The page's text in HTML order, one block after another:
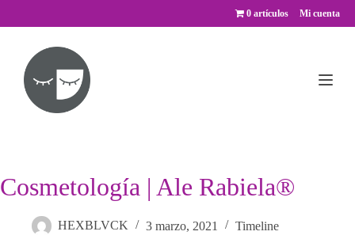
Mi cuenta
0 artículos
Cosmetología | Ale Rabiela®
HEXBLVCK 3 marzo, 2021 Timeline